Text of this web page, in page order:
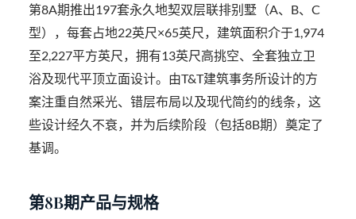
第8A期推出197套永久地契双层联排别墅（A、B、C
型），每套占地22英尺×65英尺，建筑面积介于1,974
至2,227平方英尺，拥有13英尺高挑空、全套独立卫
浴及现代平顶立面设计。由T&T建筑事务所设计的方
案注重自然采光、错层布局以及现代简约的线条，这
些设计经久不衰，并为后续阶段（包括8B期）奠定了
基调。
第8B期产品与规格